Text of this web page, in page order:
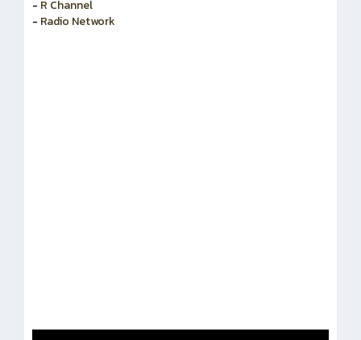
- สำนักงานคณะกรรมการข้าราชการพลเรือน
- R Channel